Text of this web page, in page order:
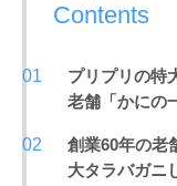
Contents
プリプリの特
老舗「かにの
創業60年の老
大タラバガニ